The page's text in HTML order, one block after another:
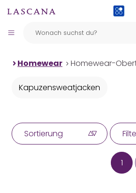
Homewear Homewear-
Kapuzensweatjacken
Sortierung
1